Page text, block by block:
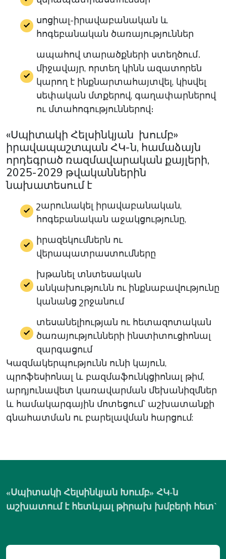
սոցիալ-իրավաբանական և
հոգեբանական ծառայություններ
ապահով տարածքների ստեղծում․
միջավայր, որտեղ կինն ազատորեն
կարող է ինքնարտահայտվել, կիսվել
սեփական մտքերով, գաղափարներով
ու մտահոգություններով։
«Սպիտակի Հելսինկյան խումբ»
իրավապաշտպան ՀԿ-ն, համաձայն
որդեգրած ռազմավարական քայլերի,
2025-2029 թվականներին
նախատեսում է
շարունակել իրավաբանական,
հոգեբանական աջակցությունը,
իրազեկումներն ու
վերապատրաստումները
խթանել տնտեսական
անկախությունն ու ինքնաբավությունը
կանանց շրջանում
տեսանելիության ու հետազոտական
ծառայությունների ինստիտուցիոնալ
զարգացում
Կազմակերպությունն ունի կայուն,
պրոֆեսիոնալ և բազմաֆունկցիոնալ թիմ,
արդյունավետ կառավարման մեխանիզմներ
և համակարգային մոտեցում՝ աշխատանքի
գնահատման ու բարելավման հարցում:
«Սպիտակի Հելսինկյան Խումբ» ՀԿ-ն
աշխատում է հետևյալ թիրախ խմբերի հետ`